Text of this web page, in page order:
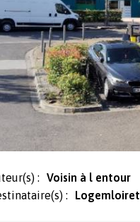
:
Voisin à l entour
:
Logemloiret